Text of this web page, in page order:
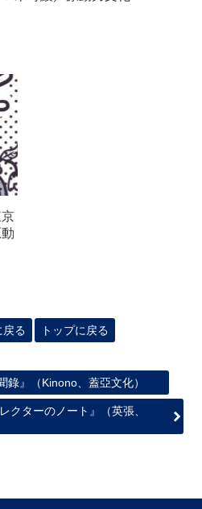
戻る トップに戻る
錄』（Kinono、蓋亞文化）
クターのノート』（英張、